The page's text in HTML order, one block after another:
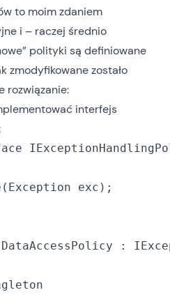
to moim zdaniem
i – raczej średnio
polityki są definiowane
zmodyfikowane zostało
rozwiązanie:
interfejs